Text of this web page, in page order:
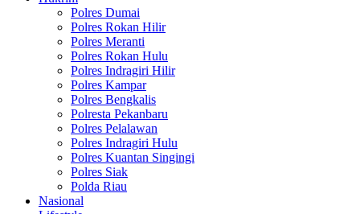
Polres Dumai
Polres Rokan Hilir
Polres Meranti
Polres Rokan Hulu
Polres Indragiri Hilir
Polres Kampar
Polres Bengkalis
Polresta Pekanbaru
Polres Pelalawan
Polres Indragiri Hulu
Polres Kuantan Singingi
Polres Siak
Polda Riau
Nasional